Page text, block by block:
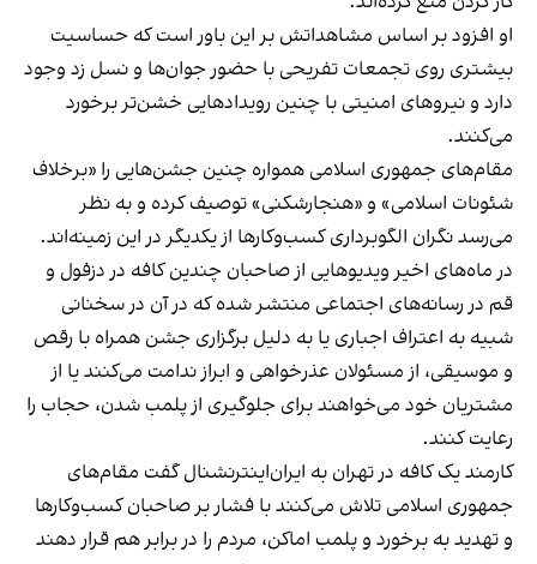
او افزود بر اساس مشاهداتش بر این باور است که حساسیت
بیشتری روی تجمعات تفریحی با حضور جوان‌ها و نسل زد وجود
دارد و نیروهای امنیتی با چنین رویدادهایی خشن‌تر برخورد
می‌کنند.
مقام‌های جمهوری اسلامی همواره چنین جشن‌هایی را «برخلاف
شئونات اسلامی» و «هنجارشکنی» توصیف کرده و به نظر
می‌رسد نگران الگوبرداری کسب‌وکارها از یکدیگر در این زمینه‌اند.
در ماه‌های اخیر ویدیوهایی از صاحبان چندین کافه در دزفول و
قم در رسانه‌های اجتماعی منتشر شده که در آن در سخنانی
شبیه به اعتراف اجباری یا به دلیل برگزاری جشن همراه با رقص
و موسیقی، از مسئولان عذرخواهی و ابراز ندامت می‌کنند یا از
مشتریان خود می‌خواهند برای جلوگیری از پلمب شدن، حجاب را
رعایت کنند.
کارمند یک کافه در تهران به ایران‌اینترنشنال گفت مقام‌های
جمهوری اسلامی تلاش می‌کنند با فشار بر صاحبان کسب‌وکارها
و تهدید به برخورد و پلمب اماکن، مردم را در برابر هم قرار دهند